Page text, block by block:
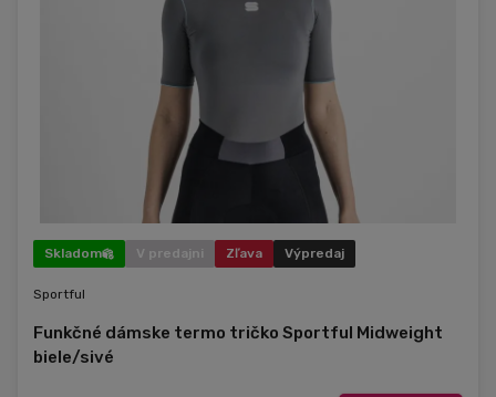
Skladom V predajni Zľava Výpredaj
Sportful
Funkčné dámske termo tričko Sportful Midweight
biele/sivé